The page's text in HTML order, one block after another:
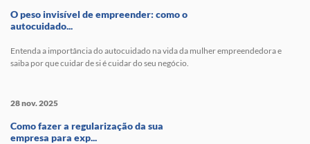
O peso invisível de empreender: como o
autocuidado...
Entenda a importância do autocuidado na vida da mulher empreendedora e
saiba por que cuidar de si é cuidar do seu negócio.
28 nov. 2025
Como fazer a regularização da sua
empresa para exp...